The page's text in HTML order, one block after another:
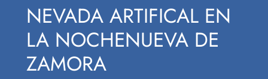
NEVADA ARTIFICAL EN
LA NOCHENUEVA DE
ZAMORA